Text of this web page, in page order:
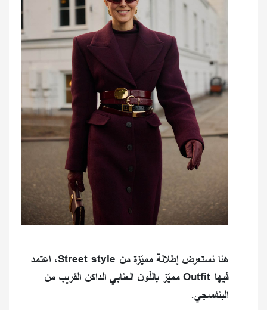
هنا نستعرض إطلالة مميّزة من Street style، اعتمد
فيها Outfit مميّز باللّون العنابي الداكن القريب من
البنفسجي.